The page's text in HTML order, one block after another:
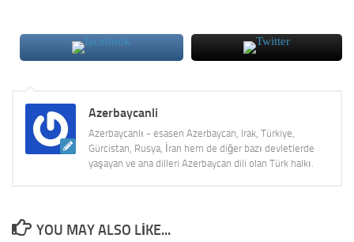
Azerbaycanli
Azerbaycanlı - esasen Azerbaycan, Irak, Türkiye,
Gürcistan, Rusya, İran hem de diğer bazı devletlerde
yaşayan ve ana dilleri Azerbaycan dili olan Türk halkı.
YOU MAY ALSO LIKE...